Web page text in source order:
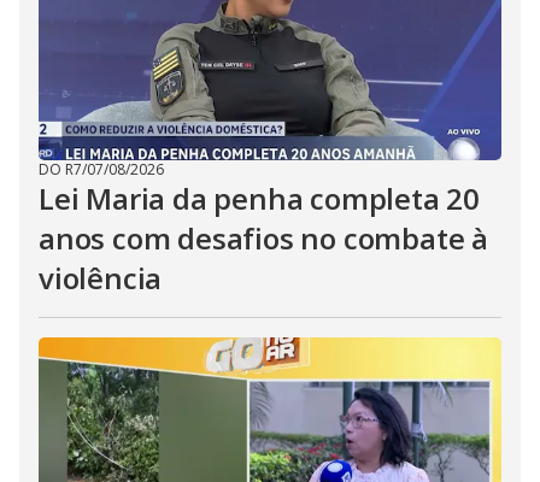
DO R7/07/08/2026
Lei Maria da penha completa 20
anos com desafios no combate à
violência